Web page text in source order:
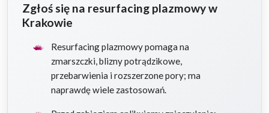
Zgłoś się na resurfacing plazmowy w
Krakowie
Resurfacing plazmowy pomaga na
zmarszczki, blizny potrądzikowe,
przebarwienia i rozszerzone pory; ma
naprawdę wiele zastosowań.